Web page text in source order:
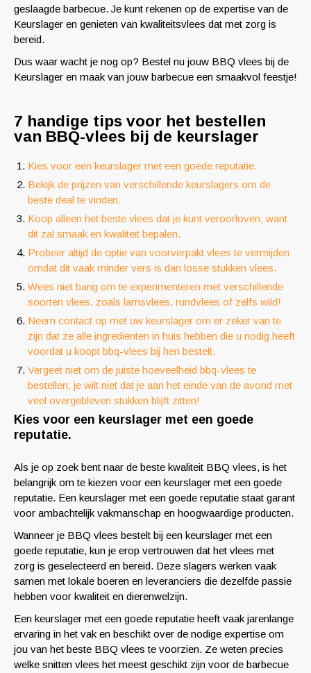
geslaagde barbecue. Je kunt rekenen op de expertise van de
Keurslager en genieten van kwaliteitsvlees dat met zorg is
bereid.
Dus waar wacht je nog op? Bestel nu jouw BBQ vlees bij de
Keurslager en maak van jouw barbecue een smaakvol feestje!
7 handige tips voor het bestellen
van BBQ-vlees bij de keurslager
Kies voor een keurslager met een goede reputatie.
Bekijk de prijzen van verschillende keurslagers om de
beste deal te vinden.
Koop alleen het beste vlees dat je kunt veroorloven, want
dit zal smaak en kwaliteit bepalen.
Probeer altijd de optie van voorverpakt vlees te vermijden
omdat dit vaak minder vers is dan losse stukken vlees.
Wees niet bang om te experimenteren met verschillende
soorten vlees, zoals lamsvlees, rundvlees of zelfs wild!
Neem contact op met uw keurslager om er zeker van te
zijn dat ze alle ingrediënten in huis hebben die u nodig heeft
voordat u koopt bbq-vlees bij hen bestelt.
Vergeet niet om de juiste hoeveelheid bbq-vlees te
bestellen; je wilt niet dat je aan het einde van de avond met
veel overgebleven stukken blijft zitten!
Kies voor een keurslager met een goede
reputatie.
Als je op zoek bent naar de beste kwaliteit BBQ vlees, is het
belangrijk om te kiezen voor een keurslager met een goede
reputatie. Een keurslager met een goede reputatie staat garant
voor ambachtelijk vakmanschap en hoogwaardige producten.
Wanneer je BBQ vlees bestelt bij een keurslager met een
goede reputatie, kun je erop vertrouwen dat het vlees met
zorg is geselecteerd en bereid. Deze slagers werken vaak
samen met lokale boeren en leveranciers die dezelfde passie
hebben voor kwaliteit en dierenwelzijn.
Een keurslager met een goede reputatie heeft vaak jarenlange
ervaring in het vak en beschikt over de nodige expertise om
jou van het beste BBQ vlees te voorzien. Ze weten precies
welke snitten vlees het meest geschikt zijn voor de barbecue